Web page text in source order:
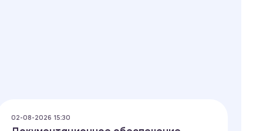
02-08-2026 15:30